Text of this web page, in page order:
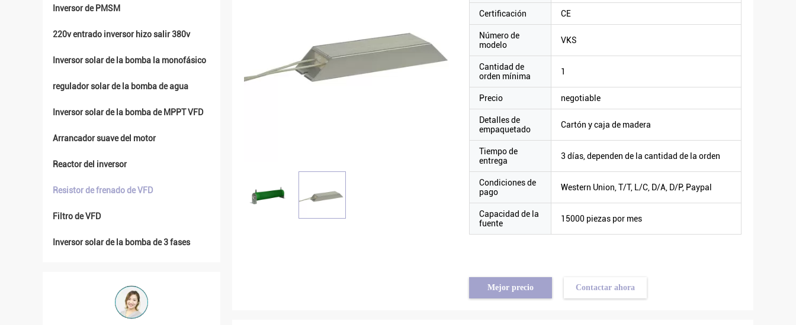
Inversor de PMSM
220v entrado inversor hizo salir 380v
Inversor solar de la bomba la monofásico
regulador solar de la bomba de agua
Inversor solar de la bomba de MPPT VFD
Arrancador suave del motor
Reactor del inversor
Resistor de frenado de VFD
Filtro de VFD
Inversor solar de la bomba de 3 fases
Certificación CE
Número de
modelo
VKS
Cantidad de
orden mínima
1
Precio negotiable
Detalles de
empaquetado
Cartón y caja de madera
Tiempo de
entrega
3 días, dependen de la cantidad de la orden
Condiciones de
pago
Western Union, T/T, L/C, D/A, D/P, Paypal
Capacidad de la
fuente
15000 piezas por mes
Mejor precio Contactar ahora